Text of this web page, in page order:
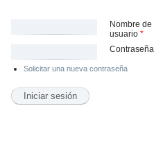
Nombre de
usuario *
Contraseña
Solicitar una nueva contraseña